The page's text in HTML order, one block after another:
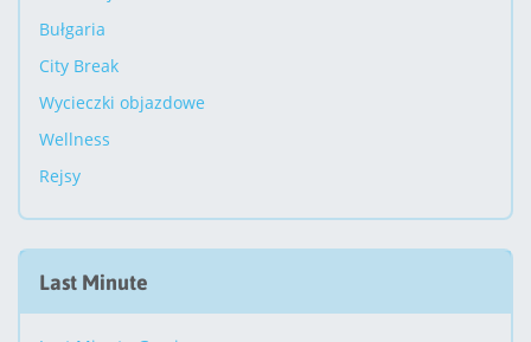
Bułgaria
City Break
Wycieczki objazdowe
Wellness
Rejsy
Last Minute